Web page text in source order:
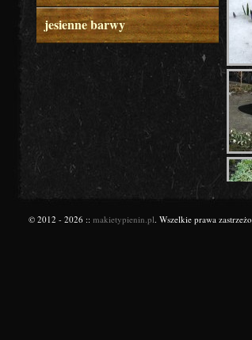
jesienne barwy
© 2012 - 2026 :: makietypienin.pl. Wszelkie prawa